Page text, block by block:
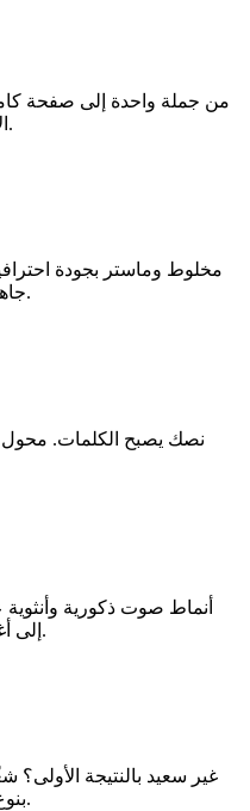
من جملة واحدة إلى صفحة
الأغنية لتناسب محتواك بشكل طبيعي.
مخلوط وماستر بجودة
جاهزة لمنصات البث أو الإصدار التجاري.
نصك يصبح الكلمات. محول
أنماط صوت ذكورية
إلى أغنية يطابق الصوت مع عاطفة أغنيتك.
غير سعيد بالنتيجة
بنوع موسيقي مختلف. جرّب بدون حدود.